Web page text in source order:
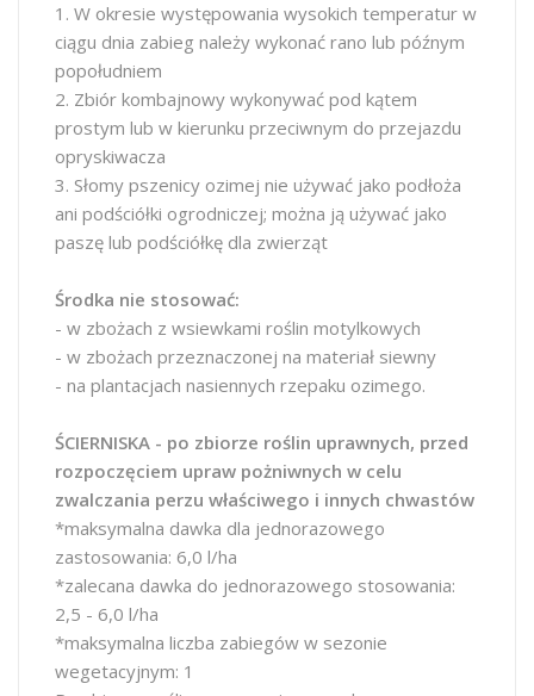
1. W okresie występowania wysokich temperatur w
ciągu dnia zabieg należy wykonać rano lub późnym
popołudniem
2. Zbiór kombajnowy wykonywać pod kątem
prostym lub w kierunku przeciwnym do przejazdu
opryskiwacza
3. Słomy pszenicy ozimej nie używać jako podłoża
ani podściółki ogrodniczej; można ją używać jako
paszę lub podściółkę dla zwierząt
Środka nie stosować:
- w zbożach z wsiewkami roślin motylkowych
- w zbożach przeznaczonej na materiał siewny
- na plantacjach nasiennych rzepaku ozimego.
ŚCIERNISKA - po zbiorze roślin uprawnych, przed
rozpoczęciem upraw pożniwnych w celu
zwalczania perzu właściwego i innych chwastów
*maksymalna dawka dla jednorazowego
zastosowania: 6,0 l/ha
*zalecana dawka do jednorazowego stosowania:
2,5 - 6,0 l/ha
*maksymalna liczba zabiegów w sezonie
wegetacyjnym: 1